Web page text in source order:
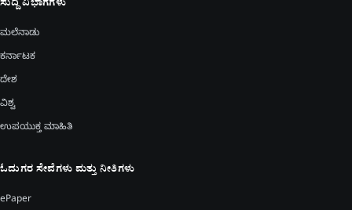
ಸುದ್ದಿ ವಿಭಾಗಗಳು
ಮಲೆನಾಡು
ಕರ್ನಾಟಕ
ದೇಶ
ವಿಶ್ವ
ಉಪಯುಕ್ತ ಮಾಹಿತಿ
ಓದುಗರ ಸೇವೆಗಳು ಮತ್ತು ನೀತಿಗಳು
ePaper